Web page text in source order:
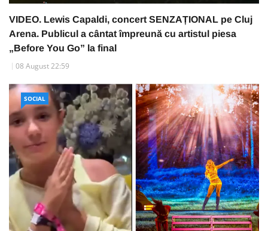
VIDEO. Lewis Capaldi, concert SENZAȚIONAL pe Cluj
Arena. Publicul a cântat împreună cu artistul piesa
„Before You Go” la final
08 August 22:59
SOCIAL